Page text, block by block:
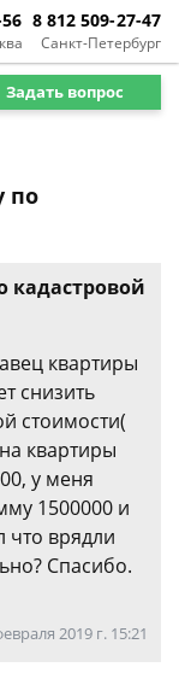
Санкт-Петербург
8 812 509-27-47
Задать вопрос
по
кадастровой
квартиры
снизить
стоимости(
квартиры
у меня
1500000 и
что врядли
Спасибо.
2019 г. 15:21